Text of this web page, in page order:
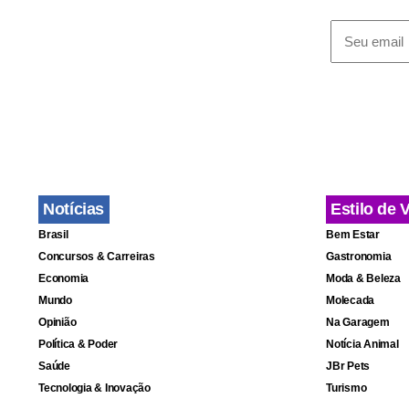
envolver o
e 39
O Taleban
segurança.
prédios,
Taleban
Notícias
Brasil
Concursos & Carreiras
Economia
Mundo
Opinião
Política & Poder
Saúde
Tecnologia & Inovação
Estilo de
Bem Estar
Gastronomia
Moda & Beleza
Molecada
Na Garagem
Notícia Animal
JBr Pets
Turismo